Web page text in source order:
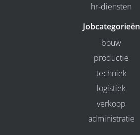
hr-diensten
Jobcategorieën
bouw
productie
techniek
logistiek
verkoop
administratie